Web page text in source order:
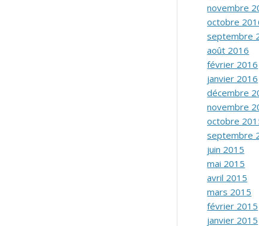
novembre
octobre
septembre
août 2016
février 2016
janvier 2016
décembre
novembre
octobre
septembre
juin 2015
mai 2015
avril 2015
mars 2015
février 2015
janvier 2015